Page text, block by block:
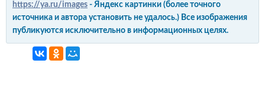
https://ya.ru/images - Яндекс картинки (более точного
источника и автора установить не удалось.) Все изображения
публикуются исключительно в информационных целях.